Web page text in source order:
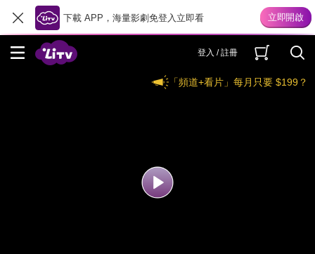
下載 APP，海量影劇免登入立即看
登入 / 註冊
「頻道+看片」每月只要 $199？